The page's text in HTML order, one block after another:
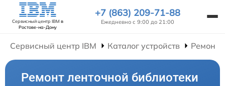
Сервисный центр IBM в
Ростове-на-Дону
+7 (863) 209-71-88
Ежедневно с 9:00 до 21:00
Сервисный центр IBM Каталог устройств Ремонт
Ремонт ленточной библиотеки